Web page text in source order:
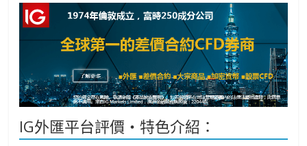
IG外匯平台評價・特色介紹：